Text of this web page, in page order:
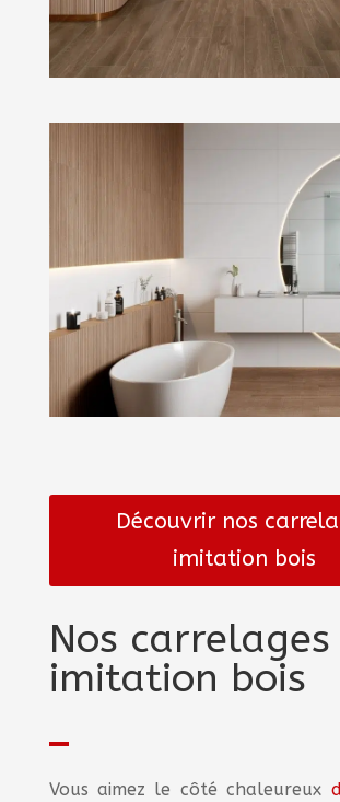
Découvrir nos
imitation bois
Nos
imitation bois
Vous aimez le côté chaleureux